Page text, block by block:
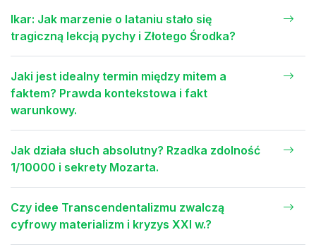
Ikar: Jak marzenie o lataniu stało się
tragiczną lekcją pychy i Złotego Środka?
Jaki jest idealny termin między mitem a
faktem? Prawda kontekstowa i fakt
warunkowy.
Jak działa słuch absolutny? Rzadka zdolność
1/10000 i sekrety Mozarta.
Czy idee Transcendentalizmu zwalczą
cyfrowy materializm i kryzys XXI w.?